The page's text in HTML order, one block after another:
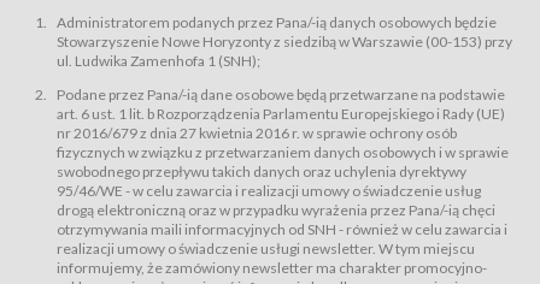
Bilety – wybrane dokumenty potwierdzające zawarcie umowy z
Usługodawcą i uprawniające do wzięcia udziału w Wydarzeniu,
przewidziane przez Usługodawcę dla danego Wydarzenia, tj. uprawniające
do uczestnictwa w wielu albo w pojedynczych seansach filmowych,
Sklep – sklep internetowy prowadzony przez Usługodawcę w Serwisie;
Regulamin – niniejszy regulamin.
§ 2
Postanowienia ogólne
Regulamin określa zasady:
świadczenia Usługobiorcom Usług przez Usługodawcę, z
zastrzeżeniem usług, o których mowa w ust. 2 pkt. 4 i 5 poniżej, których
zasady świadczenia precyzują odrębne regulaminy,
przetwarzania przez Usługodawcę danych osobowych Usługobiorców
Administratorem podanych przez Pana/-ią danych osobowych będzie
Stowarzyszenie Nowe Horyzonty z siedzibą w Warszawie (00-153) przy
ul. Ludwika Zamenhofa 1 (SNH);
Podane przez Pana/-ią dane osobowe będą przetwarzane na podstawie
art. 6 ust. 1 lit. b Rozporządzenia Parlamentu Europejskiego i Rady (UE)
nr 2016/679 z dnia 27 kwietnia 2016 r. w sprawie ochrony osób
fizycznych w związku z przetwarzaniem danych osobowych i w sprawie
swobodnego przepływu takich danych oraz uchylenia dyrektywy
95/46/WE - w celu zawarcia i realizacji umowy o świadczenie usług
drogą elektroniczną oraz w przypadku wyrażenia przez Pana/-ią chęci
otrzymywania maili informacyjnych od SNH - również w celu zawarcia i
realizacji umowy o świadczenie usługi newsletter. W tym miejscu
informujemy, że zamówiony newsletter ma charakter promocyjno-